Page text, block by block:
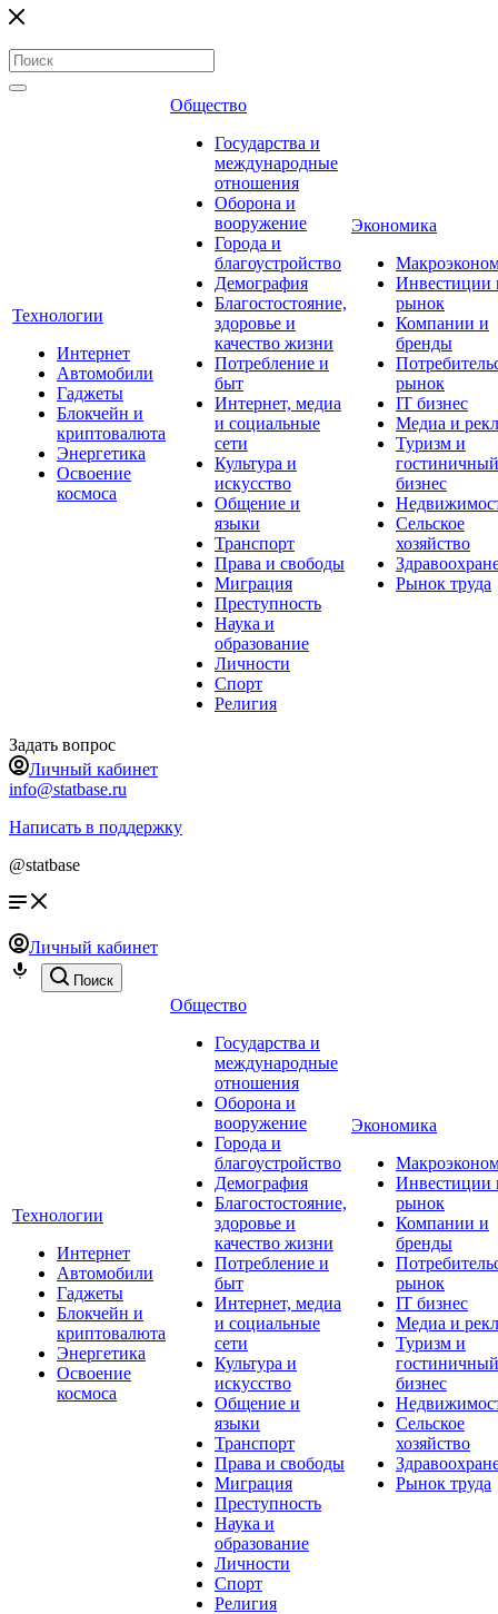
Технологии
Интернет
Автомобили
Гаджеты
Блокчейн и
криптовалюта
Энергетика
Освоение
космоса
Общество
Государства и
международные
отношения
Оборона и
вооружение
Города и
благоустройство
Демография
Благостостояние,
здоровье и
качество жизни
Потребление и
быт
Интернет, медиа
и социальные
сети
Культура и
искусство
Общение и
языки
Транспорт
Права и свободы
Миграция
Преступность
Наука и
образование
Личности
Спорт
Религия
Экономика
Инвестиции
рынок
Компании и
бренды
рынок
IT бизнес
Медиа и
Туризм и
гостиничный
бизнес
Сельское
хозяйство
Рынок труда
Задать вопрос
Личный кабинет
info@statbase.ru
Написать в поддержку
@statbase
Личный кабинет
Поиск
Технологии
Интернет
Автомобили
Гаджеты
Блокчейн и
криптовалюта
Энергетика
Освоение
космоса
Общество
Государства и
международные
отношения
Оборона и
вооружение
Города и
благоустройство
Демография
Благостостояние,
здоровье и
качество жизни
Потребление и
быт
Интернет, медиа
и социальные
сети
Культура и
искусство
Общение и
языки
Транспорт
Права и свободы
Миграция
Преступность
Наука и
образование
Личности
Спорт
Религия
Экономика
Инвестиции
рынок
Компании и
бренды
рынок
IT бизнес
Медиа и
Туризм и
гостиничный
бизнес
Сельское
хозяйство
Рынок труда